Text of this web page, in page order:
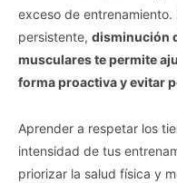
exceso de
persistente, disminución
musculares te permite
forma proactiva y evitar
Aprender a respetar los
intensidad de tus
priorizar la salud física y